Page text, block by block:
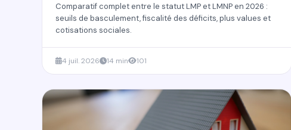
Comparatif complet entre le statut LMP et LMNP en 2026 :
seuils de basculement, fiscalité des déficits, plus values et
cotisations sociales.
4 juil. 2026 14 min 101